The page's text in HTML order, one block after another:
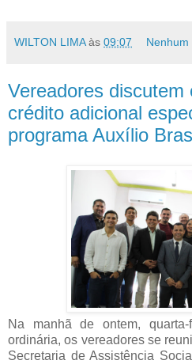
WILTON LIMA às 09:07 Nenhum
Vereadores discutem
crédito adicional
programa Auxílio
Na manhã de ontem,
ordinária, os vereadores se
Secretaria de Assistência